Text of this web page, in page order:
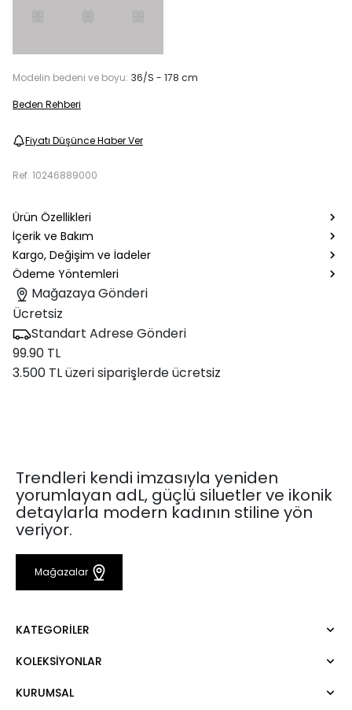
Modelin bedeni ve boyu: 36/S - 178 cm
Beden Rehberi
Fiyatı Düşünce Haber Ver
Ref. 10246889000
Ürün Özellikleri
İçerik ve Bakım
Kargo, Değişim ve İadeler
Ödeme Yöntemleri
Mağazaya Gönderi
Ücretsiz
Standart Adrese Gönderi
99.90 TL
3.500 TL üzeri siparişlerde ücretsiz
Trendleri kendi imzasıyla yeniden
yorumlayan adL, güçlü siluetler ve ikonik
detaylarla modern kadının stiline yön
veriyor.
Mağazalar
KATEGORILER
Elbise
KOLEKSIYONLAR
Mert Aslan
KURUMSAL